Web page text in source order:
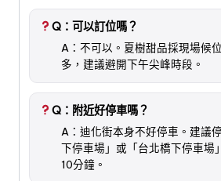
Q：可以訂位嗎？
A：不可以。夏樹甜品採現場候
多，建議避開下午尖峰時段。
Q：附近好停車嗎？
A：迪化街本身不好停車。建議
下停車場」或「台北橋下停車場
10分鐘。